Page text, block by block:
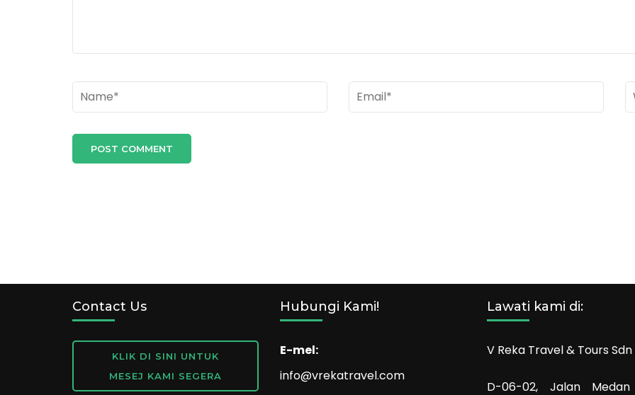
Contact Us
KLIK DI SINI UNTUK
MESEJ KAMI SEGERA
Hubungi Kami!
E-mel:
info@vrekatravel.com
Lawati kami di:
V Reka Travel & Tours Sdn
D-06-02, Jalan Medan